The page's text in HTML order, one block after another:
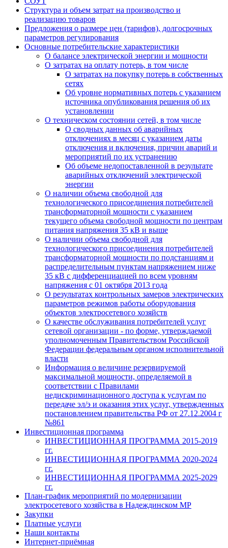
Структура и объем затрат на производство и
реализацию товаров
Предложения о размере цен (тарифов), долгосрочных
параметров регулирования
Основные потребительские характеристики
О балансе электрической энергии и мощности
О затратах на оплату потерь, в том числе
О затратах на покупку потерь в собственных
сетях
Об уровне нормативных потерь с указанием
источника опубликования решения об их
установлении
О техническом состоянии сетей, в том числе
О сводных данных об аварийных
отключениях в месяц с указанием даты
отключения и включения, причин аварий и
мероприятий по их устранению
Об объеме недопоставленной в результате
аварийных отключений электрической
энергии
О наличии объема свободной для
технологического присоединения потребителей
трансформаторной мощности с указанием
текущего объема свободной мощности по центрам
питания напряжения 35 кВ и выше
О наличии объема свободной для
технологического присоединения потребителей
трансформаторной мощности по подстанциям и
распределительным пунктам напряжением ниже
35 кВ с дифференциацией по всем уровням
напряжения с 01 октября 2013 года
О результатах контрольных замеров электрических
параметров режимов работы оборудования
объектов электросетевого хозяйств
О качестве обслуживания потребителей услуг
сетевой организации - по форме, утверждаемой
уполномоченным Правительством Российской
Федерации федеральным органом исполнительной
власти
Информация о величине резервируемой
максимальной мощности, определяемой в
соответствии с Правилами
недискриминационного доступа к услугам по
передаче эл/э и оказания этих услуг, утвержденных
постановлением правительства РФ от 27.12.2004 г
№861
Инвестиционная программа
ИНВЕСТИЦИОННАЯ ПРОГРАММА 2015-2019
гг.
ИНВЕСТИЦИОННАЯ ПРОГРАММА 2020-2024
гг.
ИНВЕСТИЦИОННАЯ ПРОГРАММА 2025-2029
гг.
План-график мероприятий по модернизации
электросетевого хозяйства в Надеждинском МР
Закупки
Платные услуги
Наши контакты
Интернет-приёмная